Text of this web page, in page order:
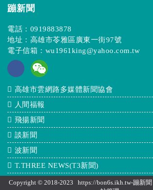
蹦新聞
電話： 0919883878
地址：高雄市苓雅區廣東一街97號
電子信箱： wu1961king@yahoo.com.tw
高雄市雲網路多媒體新聞協會
人間福報
飛揚新聞
談新聞
波新聞
T.THREE NEWS(T3新聞)
Copyright © 2018-2023 https://bon6s.ikh.tw-蹦新